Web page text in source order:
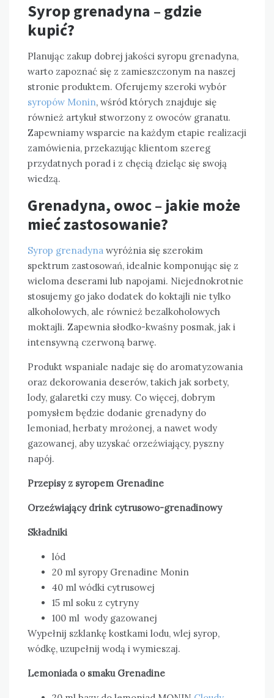
Syrop grenadyna – gdzie
kupić?
Planując zakup dobrej jakości syropu grenadyna,
warto zapoznać się z zamieszczonym na naszej
stronie produktem. Oferujemy szeroki wybór
syropów Monin, wśród których znajduje się
również artykuł stworzony z owoców granatu.
Zapewniamy wsparcie na każdym etapie realizacji
zamówienia, przekazując klientom szereg
przydatnych porad i z chęcią dzieląc się swoją
wiedzą.
Grenadyna, owoc – jakie może
mieć zastosowanie?
Syrop grenadyna wyróżnia się szerokim
spektrum zastosowań, idealnie komponując się z
wieloma deserami lub napojami. Niejednokrotnie
stosujemy go jako dodatek do koktajli nie tylko
alkoholowych, ale również bezalkoholowych
moktajli. Zapewnia słodko-kwaśny posmak, jak i
intensywną czerwoną barwę.
Produkt wspaniale nadaje się do aromatyzowania
oraz dekorowania deserów, takich jak sorbety,
lody, galaretki czy musy. Co więcej, dobrym
pomysłem będzie dodanie grenadyny do
lemoniad, herbaty mrożonej, a nawet wody
gazowanej, aby uzyskać orzeźwiający, pyszny
napój.
Przepisy z syropem Grenadine
Orzeźwiający drink cytrusowo-grenadinowy
Składniki
lód
20 ml syropy Grenadine Monin
40 ml wódki cytrusowej
15 ml soku z cytryny
100 ml wody gazowanej
Wypełnij szklankę kostkami lodu, wlej syrop,
wódkę, uzupełnij wodą i wymieszaj.
Lemoniada o smaku Grenadine